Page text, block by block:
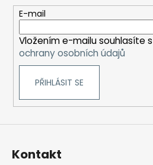
E-mail
Vložením e-mailu souhlasíte s
ochrany osobních údajů
PŘIHLÁSIT SE
Kontakt